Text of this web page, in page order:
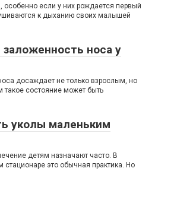
если у них рождается первый
к дыханию своих малышей
заложенность носа у
досаждает не только взрослым, но
такое состояние может быть
уколы маленьким
детям назначают часто. В
стационаре это обычная практика. Но